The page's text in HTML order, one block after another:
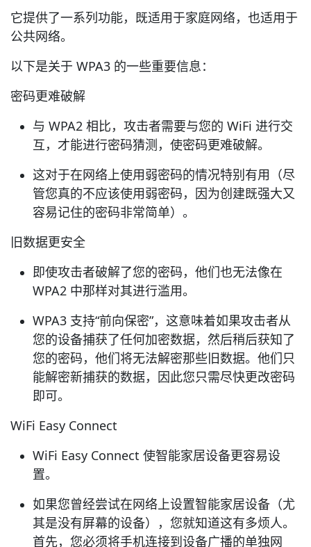
它提供了一系列功能，既适用于家庭网络，也适用于
公共网络。
以下是关于 WPA3 的一些重要信息：
密码更难破解
与 WPA2 相比，攻击者需要与您的 WiFi 进行交
互，才能进行密码猜测，使密码更难破解。
这对于在网络上使用弱密码的情况特别有用（尽
管您真的不应该使用弱密码，因为创建既强大又
容易记住的密码非常简单）。
旧数据更安全
即使攻击者破解了您的密码，他们也无法像在
WPA2 中那样对其进行滥用。
WPA3 支持“前向保密”，这意味着如果攻击者从
您的设备捕获了任何加密数据，然后稍后获知了
您的密码，他们将无法解密那些旧数据。他们只
能解密新捕获的数据，因此您只需尽快更改密码
即可。
WiFi Easy Connect
WiFi Easy Connect 使智能家居设备更容易设
置。
如果您曾经尝试在网络上设置智能家居设备（尤
其是没有屏幕的设备），您就知道这有多烦人。
首先，您必须将手机连接到设备广播的单独网